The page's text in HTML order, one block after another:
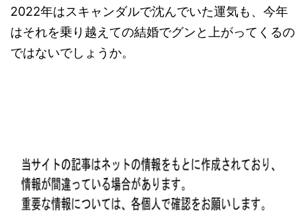
2022年はスキャンダルで沈んでいた運気も、今年
はそれを乗り越えての結婚でグンと上がってくるの
ではないでしょうか。